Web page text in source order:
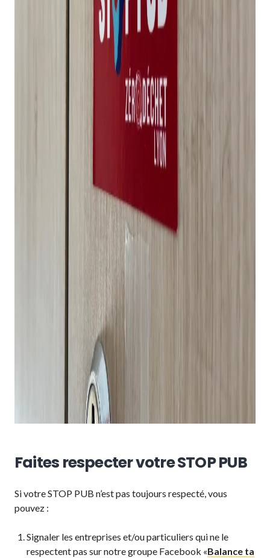
Faites respecter votre STOP PUB
Si votre STOP PUB n’est pas toujours respecté, vous
pouvez :
Signaler les entreprises et/ou particuliers qui ne le
respectent pas sur notre groupe Facebook «Balance ta